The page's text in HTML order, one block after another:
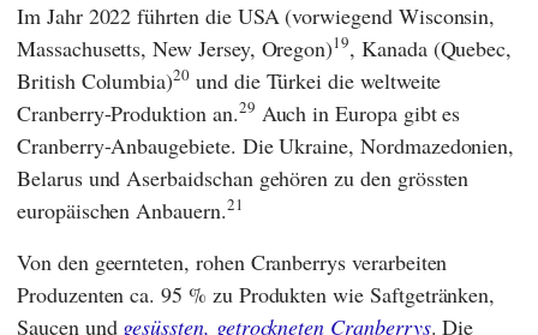
Im Jahr 2022 führten die USA (vorwiegend Wisconsin,
Massachusetts, New Jersey, Oregon)19, Kanada (Quebec,
British Columbia)20 und die Türkei die weltweite
Cranberry-Produktion an.29 Auch in Europa gibt es
Cranberry-Anbaugebiete. Die Ukraine, Nordmazedonien,
Belarus und Aserbaidschan gehören zu den grössten
europäischen Anbauern.21
Von den geernteten, rohen Cranberrys verarbeiten
Produzenten ca. 95 % zu Produkten wie Saftgetränken,
Saucen und gesüssten, getrockneten Cranberrys. Die